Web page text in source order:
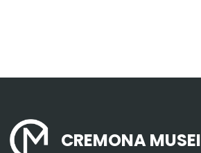
CREMONA MUSEI